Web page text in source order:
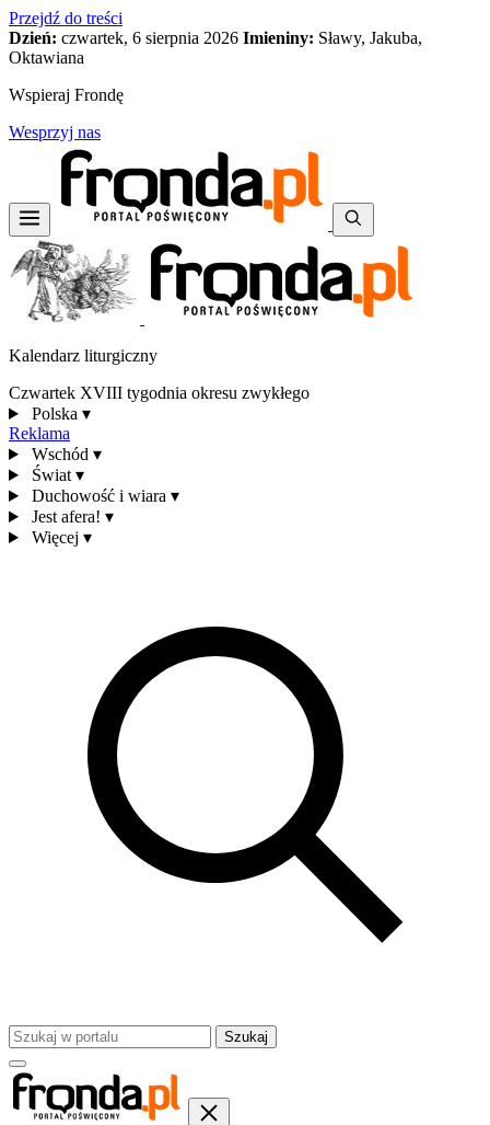
Przejdź do treści
Dzień: czwartek, 6 sierpnia 2026 Imieniny: Sławy, Jakuba,
Oktawiana
Wspieraj Frondę
Wesprzyj nas
Kalendarz liturgiczny
Czwartek XVIII tygodnia okresu zwykłego
Polska ▾
Reklama
Wschód ▾
Świat ▾
Duchowość i wiara ▾
Jest afera! ▾
Więcej ▾
Szukaj